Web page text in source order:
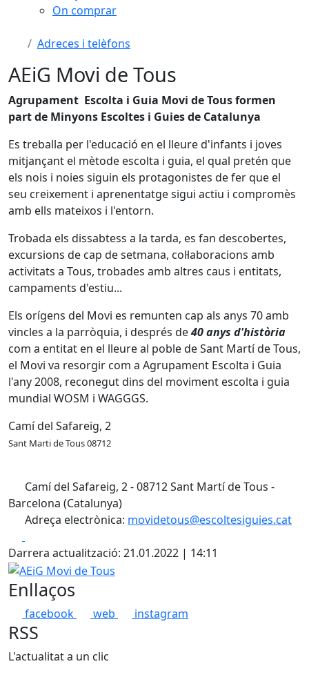
On comprar
Adreces i telèfons
AEiG Movi de Tous
Agrupament Escolta i Guia Movi de Tous formen
part de Minyons Escoltes i Guies de Catalunya
Es treballa per l'educació en el lleure d'infants i joves
mitjançant el mètode escolta i guia, el qual pretén que
els nois i noies siguin els protagonistes de fer que el
seu creixement i aprenentatge sigui actiu i compromès
amb ells mateixos i l'entorn.
Trobada els dissabtess a la tarda, es fan descobertes,
excursions de cap de setmana, col·laboracions amb
activitats a Tous, trobades amb altres caus i entitats,
campaments d'estiu...
Els orígens del Movi es remunten cap als anys 70 amb
vincles a la parròquia, i després de40 anys d'història
com a entitat en el lleure al poble de Sant Martí de Tous,
el Movi va resorgir com a Agrupament Escolta i Guia
l'any 2008, reconegut dins del moviment escolta i guia
mundial WOSM i WAGGGS.
Camí del Safareig, 2
Sant Marti de Tous 08712
Camí del Safareig, 2 - 08712 Sant Martí de Tous -
Barcelona (Catalunya)
Adreça electrònica: movidetous@escoltesiguies.cat
Darrera actualització: 21.01.2022 | 14:11
AEiG Movi de Tous
Enllaços
facebook web instagram
RSS
L'actualitat a un clic